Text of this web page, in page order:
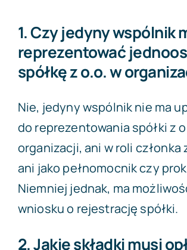
1. Czy jedyny wspólnik
reprezentować
spółkę z o.o. w
Nie, jedyny wspólnik nie ma
do reprezentowania spółki z
organizacji, ani w roli członka
ani jako pełnomocnik czy
Niemniej jednak, ma
wniosku o rejestrację spółki.
2. Jakie składki musi